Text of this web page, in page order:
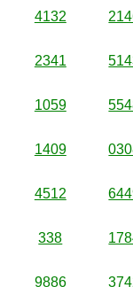
4132
2341
1059
1409
4512
338
9886